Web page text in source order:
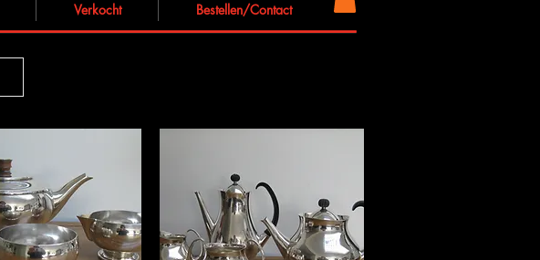
Verkocht Bestellen/Contact